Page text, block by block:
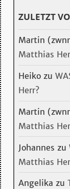
ZULETZT
Martin
Matthias
Heiko zu
Herr?
Martin
Matthias
Johannes zu
Matthias
Angelika zu